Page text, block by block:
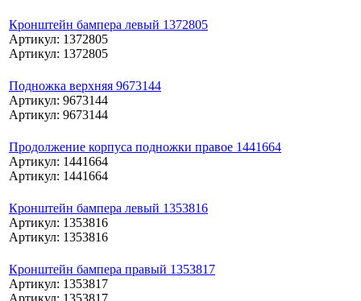
Кронштейн бампера левый 1372805
Артикул: 1372805
Артикул: 1372805
Подножка верхняя 9673144
Артикул: 9673144
Артикул: 9673144
Продолжение корпуса подножки правое 1441664
Артикул: 1441664
Артикул: 1441664
Кронштейн бампера левый 1353816
Артикул: 1353816
Артикул: 1353816
Кронштейн бампера правый 1353817
Артикул: 1353817
Артикул: 1353817